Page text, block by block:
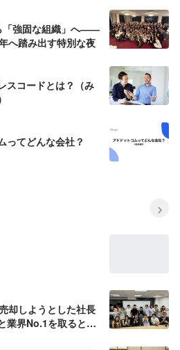
「強固な組織」へ――
へ踏み出す特別な夜
スコードとは？（み
ってどんな会社？
却しようとした社長
業界No.1を取ると決